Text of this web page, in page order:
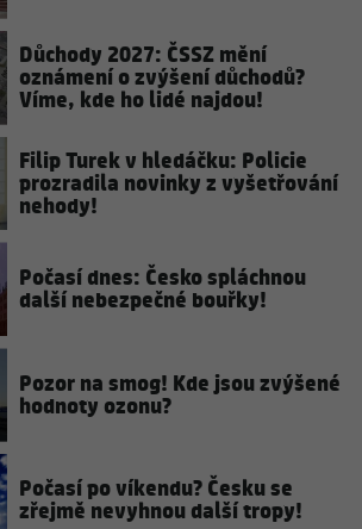
Důchody 2027: ČSSZ mění
oznámení o zvýšení důchodů?
Víme, kde ho lidé najdou!
Filip Turek v hledáčku: Policie
prozradila novinky z vyšetřování
nehody!
Počasí dnes: Česko spláchnou
další nebezpečné bouřky!
Pozor na smog! Kde jsou zvýšené
hodnoty ozonu?
Počasí po víkendu? Česku se
zřejmě nevyhnou další tropy!